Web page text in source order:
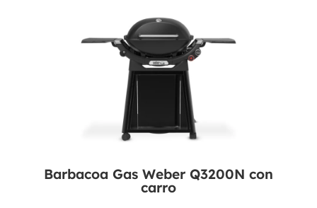
Barbacoa Gas Weber Q3200N con
carro